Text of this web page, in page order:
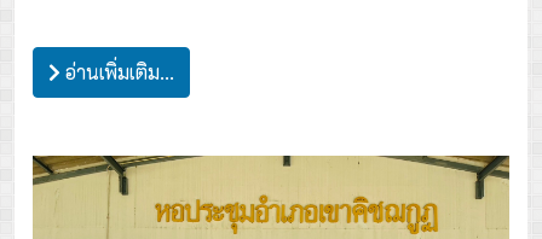
อ่านเพิ่มเติม...